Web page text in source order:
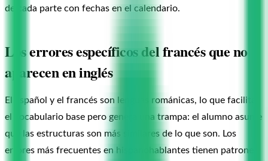
de cada parte con fechas en el calendario.
Los errores específicos del francés que no
aparecen en inglés
El español y el francés son lenguas románicas, lo que facilita
el vocabulario base pero genera una trampa: el alumno asume
que las estructuras son más similares de lo que son. Los
errores más frecuentes en hispanohablantes tienen patrones